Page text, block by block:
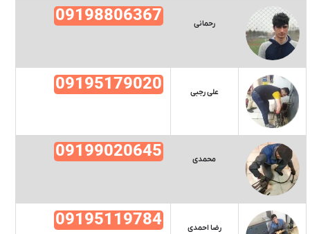
رحمانی 09198806367
علی رجبی 09195179020
محمدی 09199020645
رضا احمدی 09195119784